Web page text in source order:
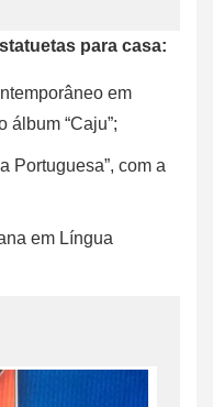
para casa:
em
álbum “Caju”;
Portuguesa”, com a
em Língua